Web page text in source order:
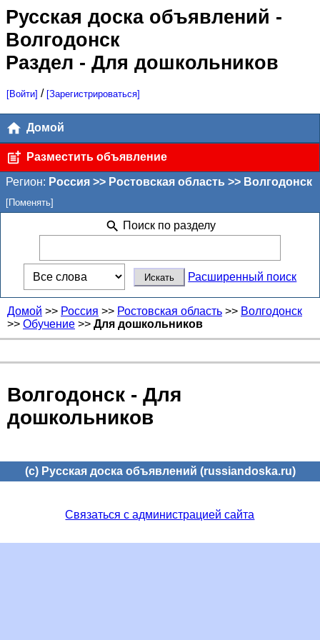
Русская доска объявлений -
Волгодонск
Раздел - Для дошкольников
[Войти] / [Зарегистрироваться]
Домой
Разместить объявление
Регион: Россия >> Ростовская область >> Волгодонск
[Поменять]
Поиск по разделу
Расширенный поиск
Домой >> Россия >> Ростовская область >> Волгодонск
>> Обучение >> Для дошкольников
Волгодонск - Для
дошкольников
(c) Русская доска объявлений (russiandoska.ru)
Связаться с администрацией сайта